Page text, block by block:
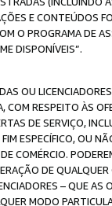
E CONTEÚDOS
O PROGRAMA DE
DISPONÍVEIS”.
OU
COM RESPEITO ÀS
DE SERVIÇO,
ESPECÍFICO, OU
COMÉRCIO.
DE
– QUE
MODO